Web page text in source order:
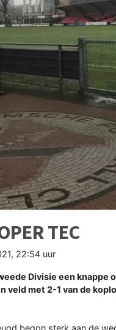
TEC
22:54 uur
Divisie een knappe
veld met 2-1 van de
begon sterk aan de